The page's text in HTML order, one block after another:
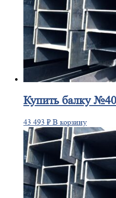
Купитьбалку
43 493 ₽ В корзину